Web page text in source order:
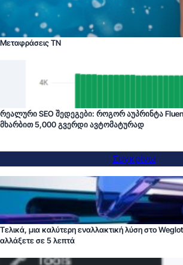
Μεταφράσεις ΤΝ
რეალური SEO შედეგები: როგორ აუპრინტა
მხარბით 5,000 გვერდი ავტომატურად
Συγκρίνω
Τελικά, μια καλύτερη εναλλακτική λύση στο
αλλάξετε σε 5 λεπτά